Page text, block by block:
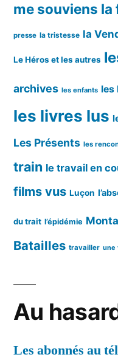
me souviens la
presse la tristesse la
Le Héros et les autres
archives les enfants les
les livres lus
Les Présents les
train le travail en
films vus Luçon
du trait l’épidémie
Batailles travailler une
Au
Les abonnés au